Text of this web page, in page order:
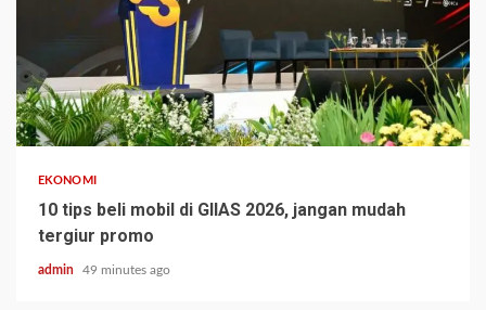
EKONOMI
10 tips beli mobil di GIIAS 2026, jangan mudah
tergiur promo
admin 49 minutes ago